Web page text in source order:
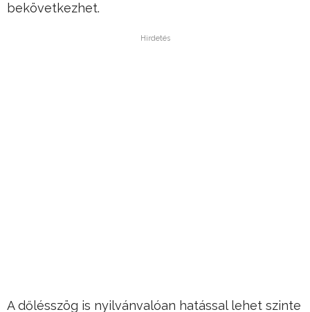
bekövetkezhet.
Hirdetés
A dőlésszög is nyilvánvalóan hatással lehet szinte